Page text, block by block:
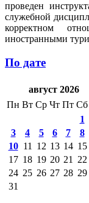
проведен
служебной
корректном
иностранными
По дате
август 2026
Пн Вт Ср Чт Пт Сб
1
3
4 5 6 7 8
10 11 12 13 14 15
17 18 19 20 21 22
24 25 26 27 28 29
31